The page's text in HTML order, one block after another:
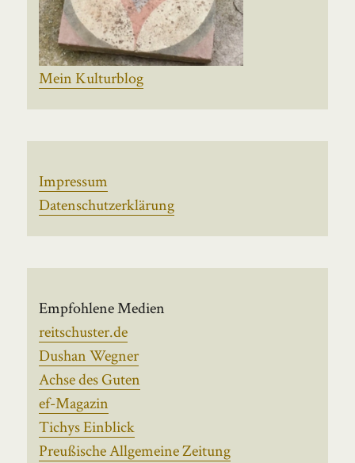
Mein Kulturblog
Impressum
Datenschutzerklärung
Empfohlene Medien
reitschuster.de
Dushan Wegner
Achse des Guten
ef-Magazin
Tichys Einblick
Preußische Allgemeine Zeitung